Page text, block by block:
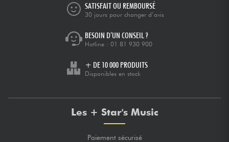
Voir nos marques
SATISFAIT OU REMBOURSÉ
30 jours pour changer d’avis
BESOIN D’UN CONSEIL ?
Hotline : 01 81 930 900
+ DE 10 000 PRODUITS
Disponibles en stock
Les + Star's Music
Paiement sécurisé